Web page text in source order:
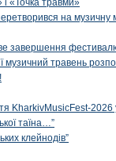
«Точка травми»
на музичну
завершення
музичний травень
KharkivMusicFest-2026
таїна…”
клейнодів”